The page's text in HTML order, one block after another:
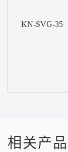
KN-SVG-35
相关产品